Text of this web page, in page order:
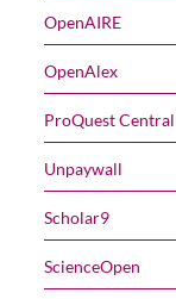
OpenAIRE
OpenAlex
ProQuest Central
Unpaywall
Scholar9
ScienceOpen